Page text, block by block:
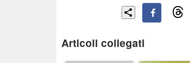
Articoli collegati